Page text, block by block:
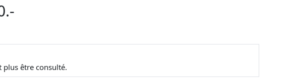
plus être consulté.